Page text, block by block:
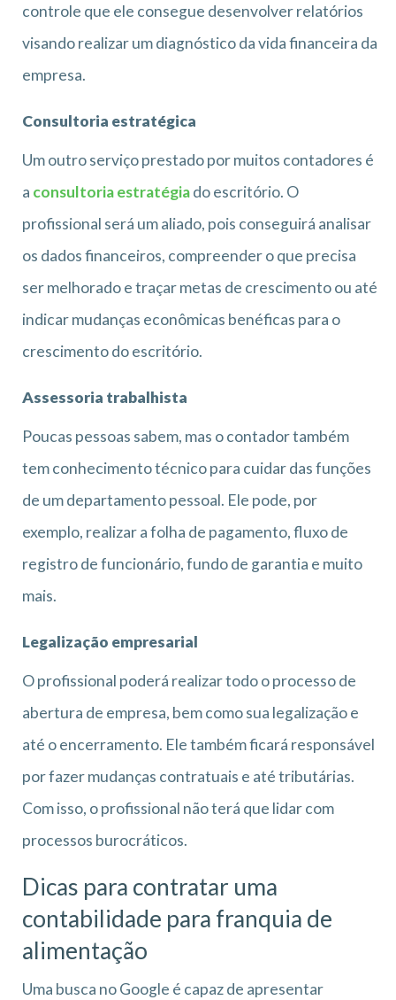
controle que ele consegue desenvolver relatórios
visando realizar um diagnóstico da vida financeira da
empresa.
Consultoria estratégica
Um outro serviço prestado por muitos contadores é
a consultoria estratégiado escritório. O
profissional será um aliado, pois conseguirá analisar
os dados financeiros, compreender o que precisa
ser melhorado e traçar metas de crescimento ou até
indicar mudanças econômicas benéficas para o
crescimento do escritório.
Assessoria trabalhista
Poucas pessoas sabem, mas o contador também
tem conhecimento técnico para cuidar das funções
de um departamento pessoal. Ele pode, por
exemplo, realizar a folha de pagamento, fluxo de
registro de funcionário, fundo de garantia e muito
mais.
Legalização empresarial
O profissional poderá realizar todo o processo de
abertura de empresa, bem como sua legalização e
até o encerramento. Ele também ficará responsável
por fazer mudanças contratuais e até tributárias.
Com isso, o profissional não terá que lidar com
processos burocráticos.
Dicas para contratar uma
contabilidade para franquia de
alimentação
Uma busca no Google é capaz de apresentar